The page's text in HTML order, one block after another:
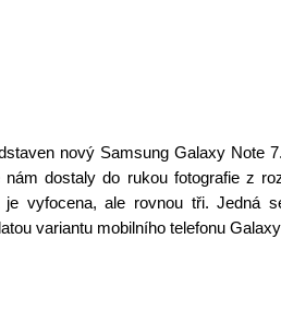
nový Samsung Galaxy Note
dostaly do rukou fotografie z
je vyfocena, ale rovnou tři. Jedná
variantu mobilního telefonu